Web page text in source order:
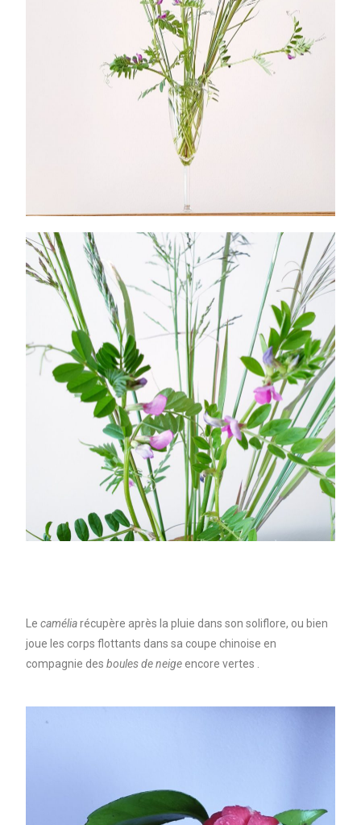
Lecaméliarécupère après la pluie dans son soliflore, ou bien
joue les corps flottants dans sa coupe chinoise en
compagnie desboules de neigeencore vertes .